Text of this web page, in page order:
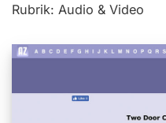
Rubrik: Audio & Video